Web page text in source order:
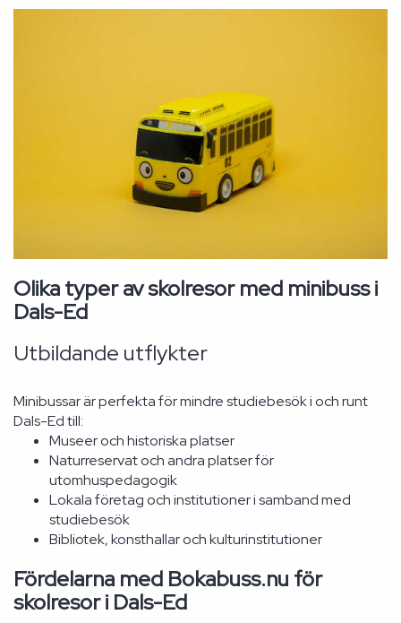
Olika typer av skolresor med minibuss i
Dals-Ed
Utbildande utflykter
Minibussar är perfekta för mindre studiebesök i och runt
Dals-Ed till:
Museer och historiska platser
Naturreservat och andra platser för
utomhuspedagogik
Lokala företag och institutioner i samband med
studiebesök
Bibliotek, konsthallar och kulturinstitutioner
Fördelarna med Bokabuss.nu för
skolresor i Dals-Ed